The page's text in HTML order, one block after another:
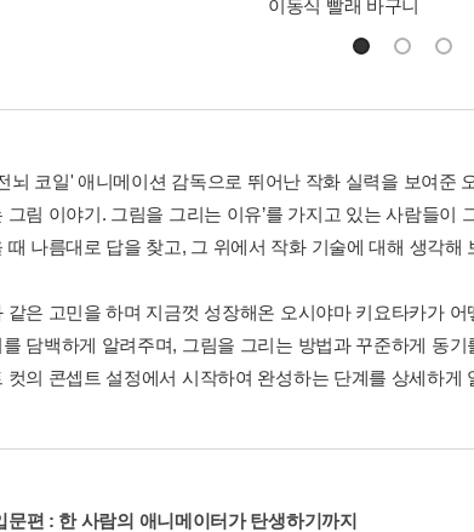
이동식 빨래 바구니
뇌 코일' 애니메이션 감독으로 뛰어난 작화 실력을 보여준
그림 이야기. 그림을 그리는 이유’를 가지고 있는 사람들이
때 나름대로 답을 찾고, 그 위에서 작화 기술에 대해 생각해
같은 고민을 하며 지금껏 성장해온 오시야마 키요타카가
담백하게 알려주며, 그림을 그리는 방법과 꾸준하게 동
컷의 콘셉트 설정에서 시작하여 완성하는 단계를 상세하게
문편 : 한 사람의 애니메이터가 탄생하기까지